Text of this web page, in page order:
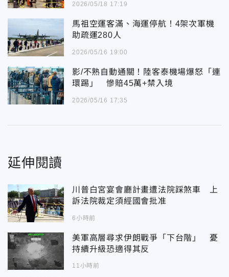
2026/05/18 17:19
馬祖空運客滿、海運停航！4架次軍機
助疏運280人
2026/05/16 19:00
影/不熟自動通關！陸客泰機場爆怒「連
環踢」 慘賠45萬+禁入境
2026/05/16 17:35
延伸閱讀
川普白宮宴會廳計畫遭法院踩煞車 上
訴法院裁定須經國會批准
6小時前
美軍高層尋求伊朗戰爭「下台階」 憂
持續升級恐適得其反
11小時前